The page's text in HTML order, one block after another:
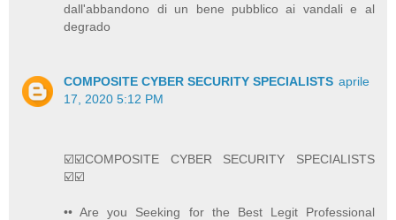
dall'abbandono di un bene pubblico ai vandali e al
degrado
COMPOSITE CYBER SECURITY SPECIALISTS aprile
17, 2020 5:12 PM
☑️☑️COMPOSITE CYBER SECURITY SPECIALISTS
☑️☑️
•• Are you Seeking for the Best Legit Professional